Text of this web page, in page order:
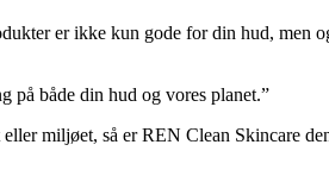
er ikke kun gode for din hud, men
på både din hud og vores planet.”
miljøet, så er REN Clean Skincare